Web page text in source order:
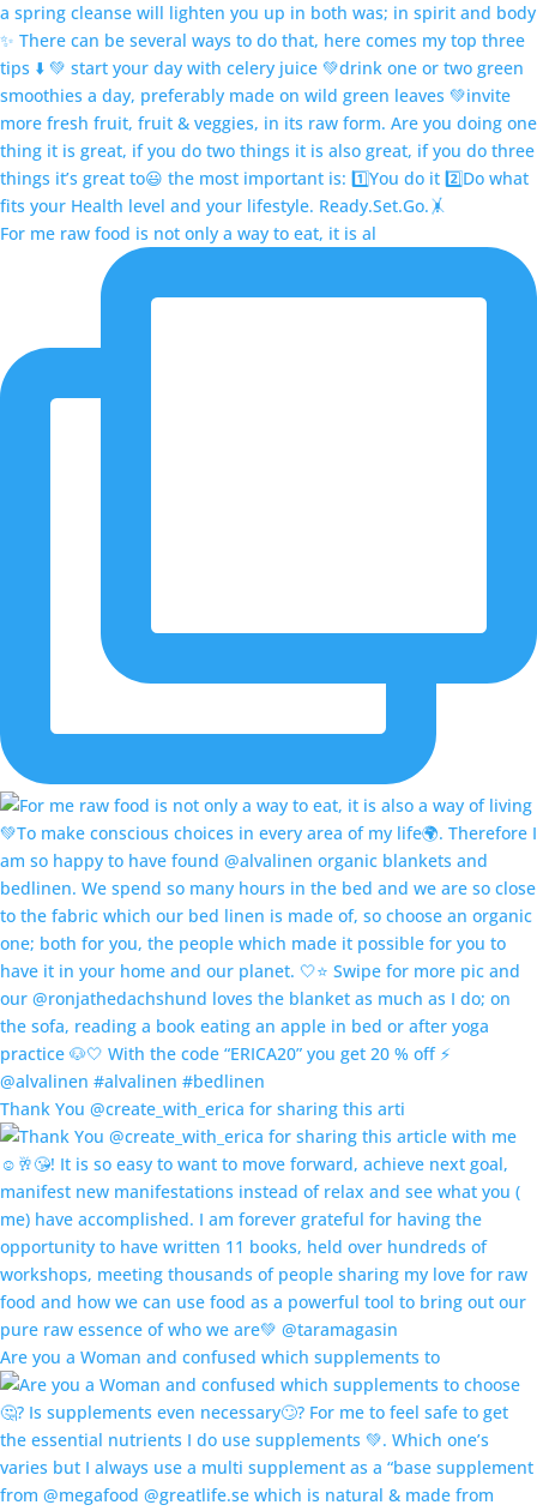
For me raw food is not only a way to eat, it is al
Thank You @create_with_erica for sharing this arti
Are you a Woman and confused which supplements to